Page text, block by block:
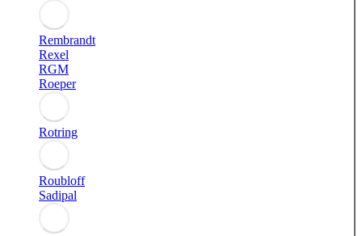
Rembrandt
Rexel
RGM
Roeper
Rotring
Roubloff
Sadipal